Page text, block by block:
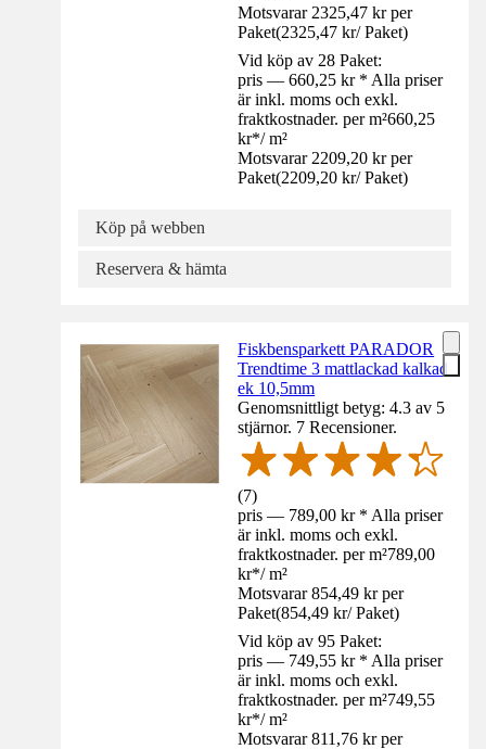
Motsvarar 2325,47 kr per
Paket(2325,47 kr/ Paket)
Vid köp av 28 Paket:
pris — 660,25 kr * Alla priser
är inkl. moms och exkl.
fraktkostnader. per m²660,25
kr*/ m²
Motsvarar 2209,20 kr per
Paket(2209,20 kr/ Paket)
Köp på webben
Reservera & hämta
Fiskbensparkett PARADOR
Trendtime 3 mattlackad kalkad
ek 10,5mm
Genomsnittligt betyg: 4.3 av 5
stjärnor. 7 Recensioner.
(7)
pris — 789,00 kr * Alla priser
är inkl. moms och exkl.
fraktkostnader. per m²789,00
kr*/ m²
Motsvarar 854,49 kr per
Paket(854,49 kr/ Paket)
Vid köp av 95 Paket:
pris — 749,55 kr * Alla priser
är inkl. moms och exkl.
fraktkostnader. per m²749,55
kr*/ m²
Motsvarar 811,76 kr per